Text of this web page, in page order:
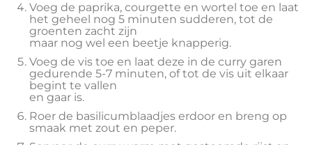
Voeg de paprika, courgette en wortel toe en laat
het geheel nog 5 minuten sudderen, tot de
groenten zacht zijn
maar nog wel een beetje knapperig.
Voeg de vis toe en laat deze in de curry garen
gedurende 5-7 minuten, of tot de vis uit elkaar
begint te vallen
en gaar is.
Roer de basilicumblaadjes erdoor en breng op
smaak met zout en peper.